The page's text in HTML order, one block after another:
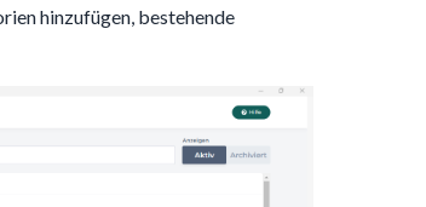
hinzufügen, bestehende